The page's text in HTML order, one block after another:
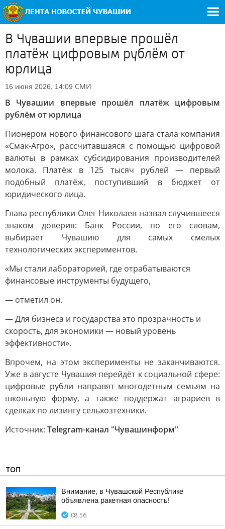
В Чувашии впервые прошёл
платёж цифровым рублём от
юрлица
16 июня 2026, 14:09 СМИ
В Чувашии впервые прошёл платёж цифровым
рублём от юрлица
Пионером нового финансового шага стала компания
«Смак-Агро», рассчитавшаяся с помощью цифровой
валюты в рамках субсидирования производителей
молока. Платёж в 125 тысяч рублей — первый
подобный платёж, поступивший в бюджет от
юридического лица.
Глава республики Олег Николаев назвал случившееся
знаком доверия: Банк России, по его словам,
выбирает Чувашию для самых смелых
технологических экспериментов.
«Мы стали лабораторией, где отрабатываются
финансовые инструменты будущего,
— отметил он.
— Для бизнеса и государства это прозрачность и
скорость, для экономики — новый уровень
эффективности».
Впрочем, на этом эксперименты не заканчиваются.
Уже в августе Чувашия перейдёт к социальной сфере:
цифровые рубли направят многодетным семьям на
школьную форму, а также поддержат аграриев в
сделках по лизингу сельхозтехники.
Источник: Telegram-канал "Чувашинформ"
ТОП
Внимание, в Чувашской Республике
объявлена ракетная опасность!
08:56